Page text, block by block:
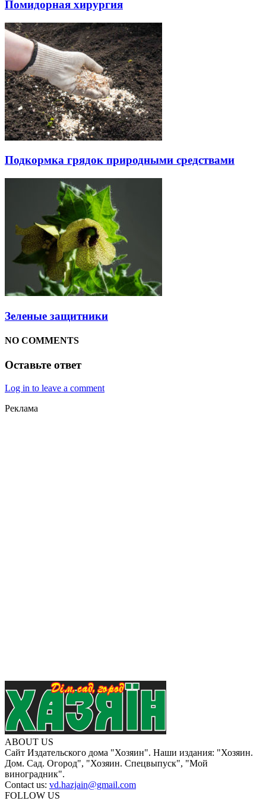
Помидорная хирургия
Подкормка грядок природными средствами
Зеленые защитники
NO COMMENTS
Оставьте ответ
Log in to leave a comment
Реклама
ABOUT US
Сайт Издательского дома "Хозяин". Наши издания: "Хозяин.
Дом. Сад. Огород", "Хозяин. Спецвыпуск", "Мой
виноградник".
Contact us: vd.hazjain@gmail.com
FOLLOW US